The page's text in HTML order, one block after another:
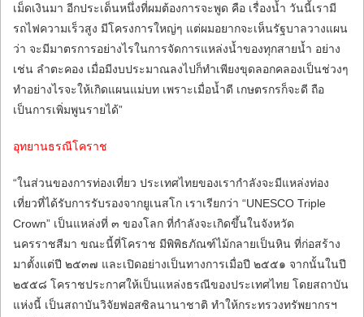
เม็ดเงินมา อีกประเด็นหนึ่งที่ผมต้องการจะพูด คือ เรื่องน้ำ วันนี้เรามี
รถไฟความเร็วสูง มีโครงการใหญ่ๆ แต่ผมอยากจะเห็นรัฐบาลวางแผน
ว่า จะมีมาตรการอย่างไรในการจัดการแหล่งน้ำของทุกสายน้ำ อย่าง
เช่น ลำตะคอง เมื่อมีงบประมาณลงไปก็ทำเพียงขุดลอกคลองเป็นช่วงๆ
ทำอย่างไรจะให้เกิดแผนแม่บท เพราะเมื่อน้ำดี เกษตรกรก็จะดี ถือ
เป็นการเพิ่มพูนรายได้”
อุทยานธรณีโคราช
“ในส่วนของการท่องเที่ยว ประเทศไทยของเรากำลังจะมีแหล่งท่อง
เที่ยวที่ได้รับการรับรองจากยูเนสโก เราเรียกว่า “UNESCO Triple
Crown” เป็นแหล่งที่ ๓ ของโลก ที่กำลังจะเกิดขึ้นในจังหวัด
นครราชสีมา ขณะนี้ที่โคราช มีพิพิธภัณฑ์ไม้กลายเป็นหิน ที่ก่อสร้าง
มาตั้งแต่ปี ๒๕๓๗ และเปิดอย่างเป็นทางการเมื่อปี ๒๕๕๑ จากนั้นในปี
๒๕๕๘ โคราชประกาศให้เป็นแหล่งธรณีของประเทศไทย โดยสถาบัน
แห่งนี้ เป็นสถาบันวิจัยฟอสซิลนานาชาติ ทำให้กระทรวงทรัพยากรฯ